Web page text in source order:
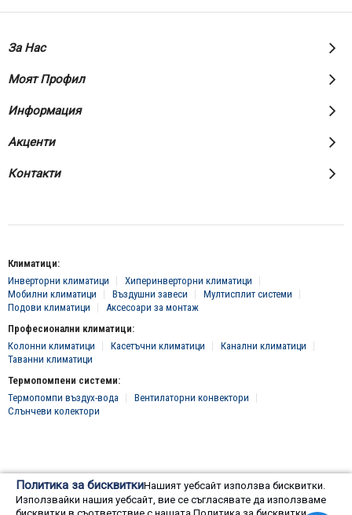
Политика за бисквиткиНашият уебсайт използва бисквитки.
Използвайки нашия уебсайт, вие се съгласявате да използваме
За Нас
Моят Профил
Информация
Акценти
Контакти
Климатици:
Инверторни климатици
Хиперинверторни климатици
Мобилни климатици
Въздушни завеси
Мултисплит системи
Подови климатици
Аксесоари за монтаж
Професионални климатици:
Колонни климатици
Касетъчни климатици
Канални климатици
Таванни климатици
Термопомпени системи:
Термопомпи въздух-вода
Вентилаторни конвектори
Слънчеви колектори
© 2016 - 2024 Всички права запазени, "Клима Инженеринг 2016" ЕООД
Онлайн магазин от